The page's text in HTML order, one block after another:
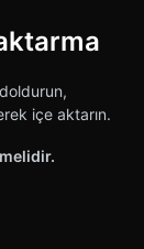
içe aktarın.